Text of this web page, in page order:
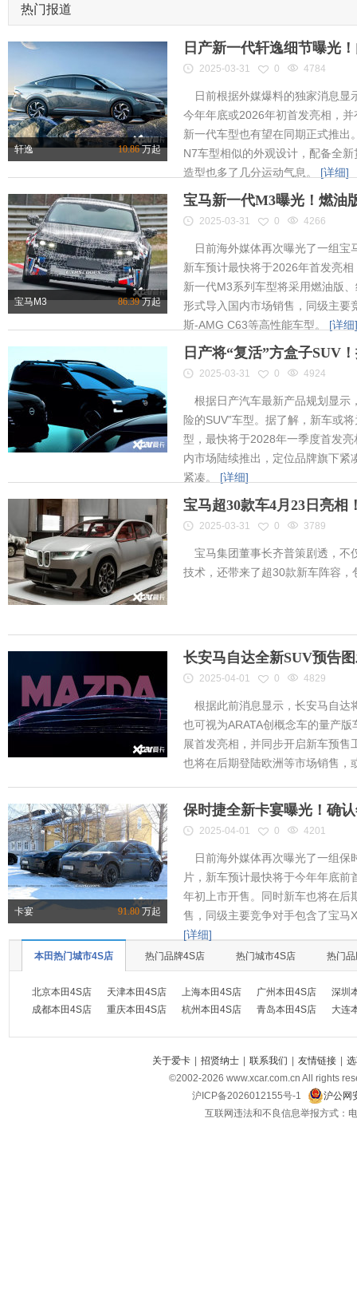
热门报道
轩逸 10.86万起
日产新一代轩逸细节曝光
2025-03-31 0 4784
日前根据外媒爆料的独家消息显
今年年底或2026年初首发亮相，
新一代车型也有望在同期正式推出
N7车型相似的外观设计，配备全
造型也多了几分运动气息。 [详细]
宝马M3 86.39万起
宝马新一代M3曝光！燃油
2025-03-31 0 4266
日前海外媒体再次曝光了一组宝
新车预计最快将于2026年首发亮
新一代M3系列车型将采用燃油版
形式导入国内市场销售，同级主要
斯-AMG C63等高性能车型。 [详细]
日产将“复活”方盒子SUV
2025-03-31 0 4924
根据日产汽车最新产品规划显示
险的SUV”车型。据了解，新车或
型，最快将于2028年一季度首发
内市场陆续推出，定位品牌旗下紧
紧凑。 [详细]
宝马超30款车4月23日亮
2025-03-31 0 3789
宝马集团董事长齐普策剧透，不
技术，还带来了超30款新车阵容
长安马自达全新SUV预告
2025-04-01 0 4829
根据此前消息显示，长安马自达
也可视为ARATA创概念车的量产
展首发亮相，并同步开启新车预售
也将在后期登陆欧洲等市场销售，
卡宴 91.80万起
保时捷全新卡宴曝光！确
2025-04-01 0 4201
日前海外媒体再次曝光了一组保
片，新车预计最快将于今年年底
年初上市开售。同时新车也将在后
售，同级主要竞争对手包含了宝马
[详细]
本田热门城市4S店 热门品牌4S店 热门城市4S店 热门
北京本田4S店 天津本田4S店 上海本田4S店 广州本田4S店
深圳
成都本田4S店
重庆本田4S店 杭州本田4S店 青岛本田4S店 大连
关于爱卡 | 招贤纳士 | 联系我们 | 友情链接 |
©2002-2026 www.xcar.com.cn All rights
沪ICP备2026012155号-1
沪公网
互联网违法和不良信息举报方式：